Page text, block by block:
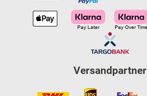
Versandpartner